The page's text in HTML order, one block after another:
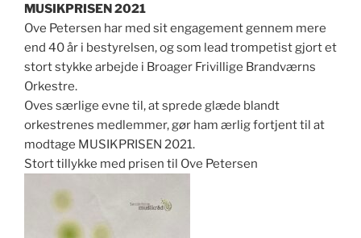
MUSIKPRISEN 2021
Ove Petersen har med sit engagement gennem mere
end 40 år i bestyrelsen, og som lead trompetist gjort et
stort stykke arbejde i Broager Frivillige Brandværns
Orkestre.
Oves særlige evne til, at sprede glæde blandt
orkestrenes medlemmer, gør ham ærlig fortjent til at
modtage MUSIKPRISEN 2021.
Stort tillykke med prisen til Ove Petersen